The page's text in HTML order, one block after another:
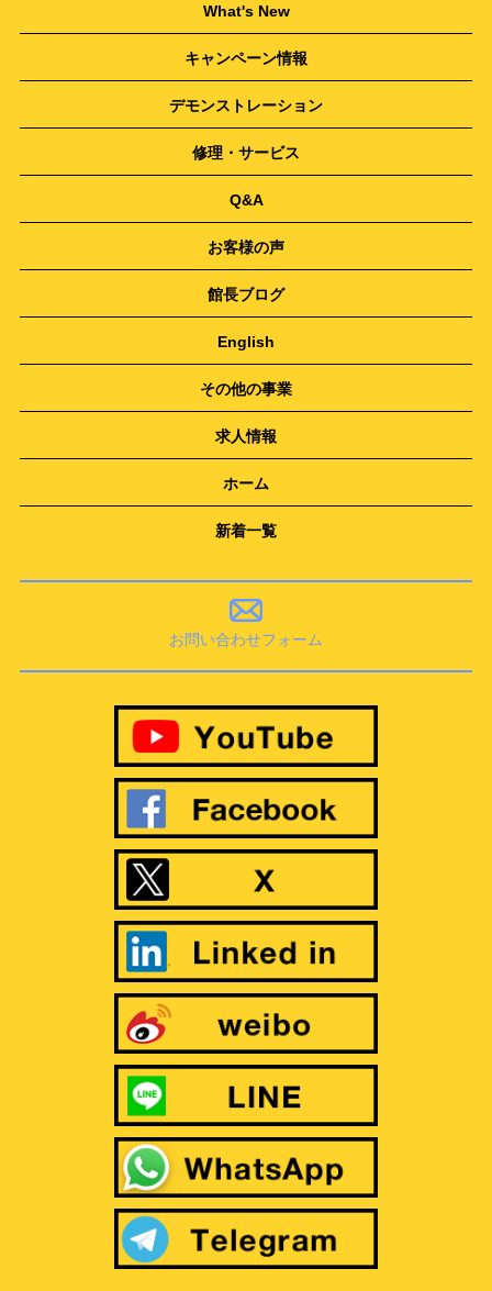
What's New
キャンペーン情報
デモンストレーション
修理・サービス
Q&A
お客様の声
館長ブログ
English
その他の事業
求人情報
ホーム
新着一覧
お問い合わせフォーム